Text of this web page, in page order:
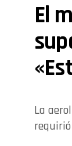
El
La